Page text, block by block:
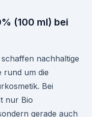
(100 ml) bei
nachhaltige
rund um die
Bei
nur Bio
gerade auch